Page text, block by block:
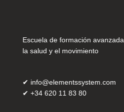
Escuela de formación
la salud y el movimiento
✔ info@elementssystem.com
✔ +34 620 11 83 80